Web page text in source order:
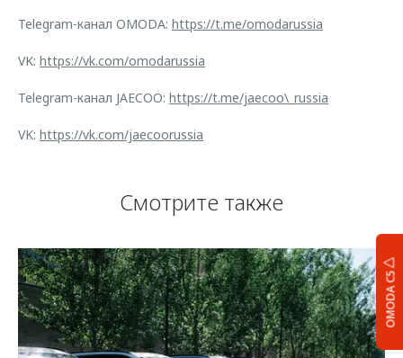
OMODA C5
Telegram-канал OMODA: https://t.me/omodarussia
VK: https://vk.com/omodarussia
Telegram-канал JAECOO: https://t.me/jaecoo\_russia
VK: https://vk.com/jaecoorussia
Смотрите также